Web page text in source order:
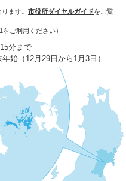
ます。 市役所ダイヤルガイドをご覧
ご利用ください）
分まで
始（12月29日から1月3日）